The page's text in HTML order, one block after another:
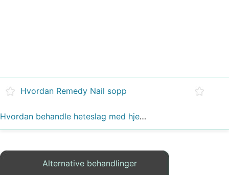
Hvordan Remedy Nail sopp
Hvordan behandle heteslag med hjem rettsmidler
Alternative behandlinger